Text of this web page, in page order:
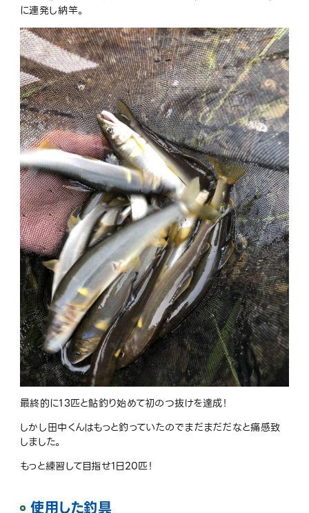
に連発し納竿。
最終的に13匹と鮎釣り始めて初のつ抜けを達成！
しかし田中くんはもっと釣っていたのでまだまだだなと痛感致
しました。
もっと練習して目指せ1日20匹！
使用した釣具